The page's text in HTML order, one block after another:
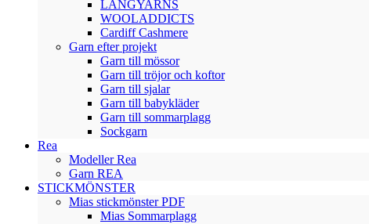
LANGYARNS
WOOLADDICTS
Cardiff Cashmere
Garn efter projekt
Garn till mössor
Garn till tröjor och koftor
Garn till sjalar
Garn till babykläder
Garn till sommarplagg
Sockgarn
Rea
Modeller Rea
Garn REA
STICKMÖNSTER
Mias stickmönster PDF
Mias Sommarplagg